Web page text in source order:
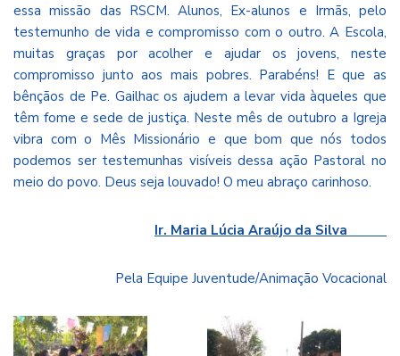
essa missão das RSCM. Alunos, Ex-alunos e Irmãs, pelo
testemunho de vida e compromisso com o outro. A Escola,
muitas graças por acolher e ajudar os jovens, neste
compromisso junto aos mais pobres. Parabéns! E que as
bênçãos de Pe. Gailhac os ajudem a levar vida àqueles que
têm fome e sede de justiça. Neste mês de outubro a Igreja
vibra com o Mês Missionário e que bom que nós todos
podemos ser testemunhas visíveis dessa ação Pastoral no
meio do povo. Deus seja louvado! O meu abraço carinhoso.
Ir. Maria Lúcia Araújo da Silva
Pela Equipe Juventude/Animação Vocacional